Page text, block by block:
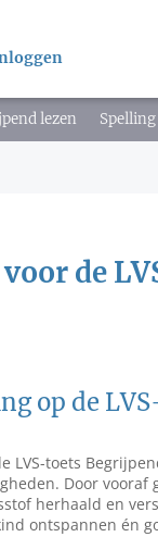
lezen Spelling
de
op de
LVS-toets
Door
herhaald en
ontspannen én